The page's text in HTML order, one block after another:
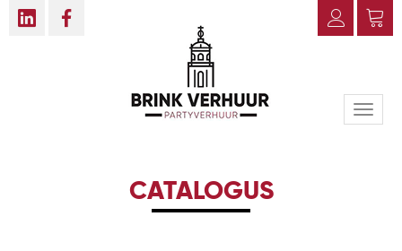
Toggle
CATALOGUS